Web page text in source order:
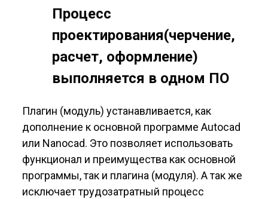
Процесс
проектирования(черчение,
расчет, оформление)
выполняется в одном ПО
Плагин (модуль) устанавливается, как
дополнение к основной программе Autocad
или Nanocad. Это позволяет использовать
функционал и преимущества как основной
программы, так и плагина (модуля). А так же
исключает трудозатратный процесс